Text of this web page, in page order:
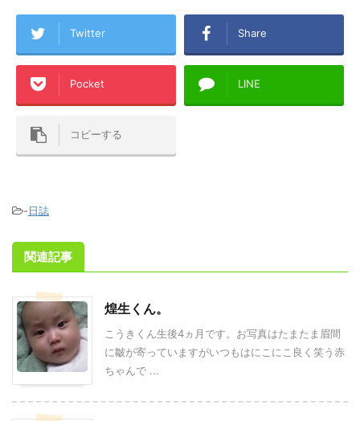
Twitter Share
Pocket LINE
コピーする
-日誌
関連記事
煌生くん。
こうきくん生後4ヵ月です。お写真はたまたま眉間
に皺が寄っていますがいつもはにこにこ良く笑う赤
ちゃんで ...